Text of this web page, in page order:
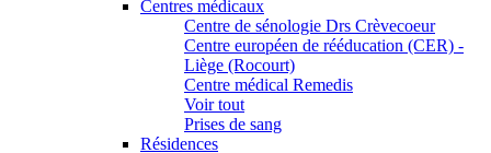
Centres médicaux
Centre de sénologie Drs Crèvecoeur
Centre européen de rééducation (CER) -
Liège (Rocourt)
Centre médical Remedis
Voir tout
Prises de sang
Résidences